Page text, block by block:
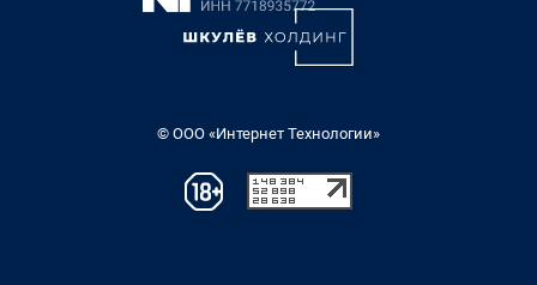
© ООО «Интернет Технологии»